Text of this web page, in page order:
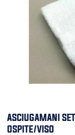
ASCIUGAMANI
OSPITE/VISO